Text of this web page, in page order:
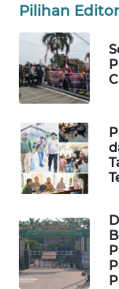
Pilihan Editor
WAHANA
LISTRIK
WAHANA
TRAVEL
WAHANA
TV
ID
WAHANANEWS
CO ID